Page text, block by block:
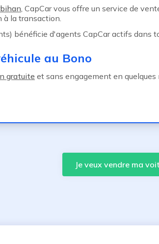
, CapCar vous offre un service de
à la transaction.
bénéficie d'agents CapCar actifs dans
au Bono
gratuite et sans engagement en
Je veux vendre ma